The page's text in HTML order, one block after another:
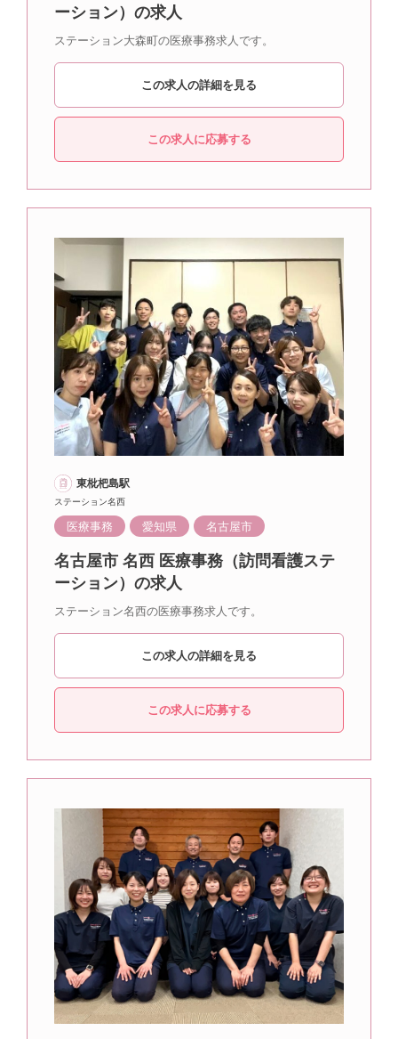
ーション）の求人
ステーション大森町の医療事務求人です。
この求人の詳細を見る
この求人に応募する
東枇杷島駅
ステーション名西
医療事務 愛知県 名古屋市
名古屋市 名西 医療事務（訪問看護ステ
ーション）の求人
ステーション名西の医療事務求人です。
この求人の詳細を見る
この求人に応募する